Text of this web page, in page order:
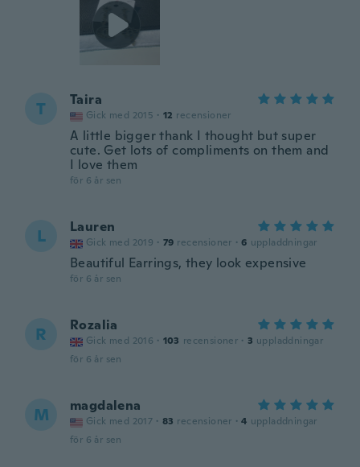
T Taira
Gick med 2015 · 12 recensioner
A little bigger thank I thought but super
cute. Get lots of compliments on them and
I love them
för 6 år sen
L Lauren
Gick med 2019 · 79 recensioner · 6 uppladdningar
Beautiful Earrings, they look expensive
för 6 år sen
R Rozalia
Gick med 2016 · 103 recensioner · 3 uppladdningar
för 6 år sen
M magdalena
Gick med 2017 · 83 recensioner · 4 uppladdningar
för 6 år sen